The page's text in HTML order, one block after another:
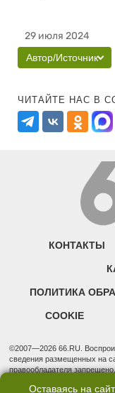
29 июля 2024
Автор/Источник
ЧИТАЙТЕ НАС В
КОНТАКТЫ
ПОЛИТИКА
COOKIE
©2007—2026 66.RU.
сведения размещенных на
правообладателя
надзору в сфере связи,
Оставаясь на